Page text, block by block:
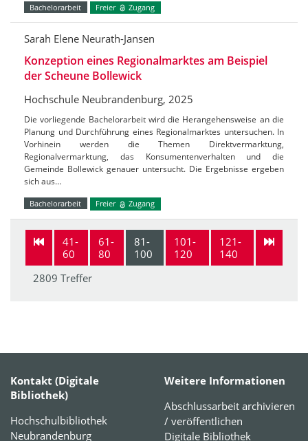
Bachelorarbeit Freier Zugang
Sarah Elene Neurath-Jansen
Konzeption eines Regionalmarktes am Beispiel
der Scheune Bollewick
Hochschule Neubrandenburg, 2025
Die vorliegende Bachelorarbeit wird die Herangehensweise an die
Planung und Durchführung eines Regionalmarktes untersuchen. In
Vorhinein werden die Themen Direktvermarktung,
Regionalvermarktung, das Konsumentenverhalten und die
Gemeinde Bollewick genauer untersucht. Die Ergebnisse ergeben
sich aus…
Bachelorarbeit Freier Zugang
41-
60
61-
80
81-
100
101-
120
121-
140
2809 Treffer
Kontakt (Digitale
Bibliothek)
Hochschulbibliothek
Neubrandenburg
Weitere Informationen
Abschlussarbeit archivieren
/ veröffentlichen
Digitale Bibliothek